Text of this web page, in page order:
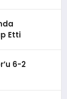
Etti
6-2